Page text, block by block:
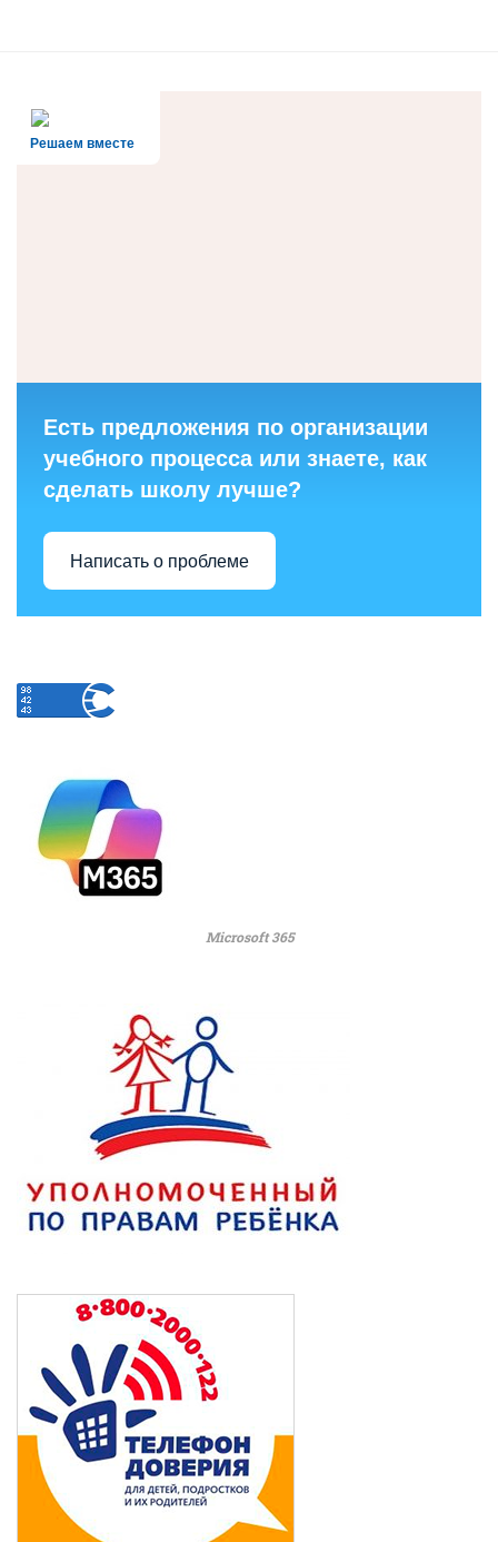
Решаем вместе
Есть предложения по организации
учебного процесса или знаете, как
сделать школу лучше?
Написать о проблеме
Microsoft 365